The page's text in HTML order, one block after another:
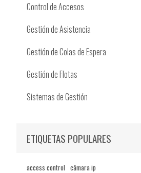
Control de Accesos
Gestión de Asistencia
Gestión de Colas de Espera
Gestión de Flotas
Sistemas de Gestión
ETIQUETAS POPULARES
access control câmara ip